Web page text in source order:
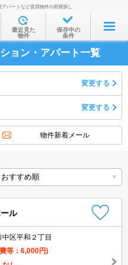
す
・駅から
から
相場から
特集から
産会社から
パートなど賃貸物件の部屋探し
最近見た
物件
保存中の
条件
ョン・アパート一覧
変更する
変更する
物件新着メール
ル
区平和２丁目
等：6,000円)